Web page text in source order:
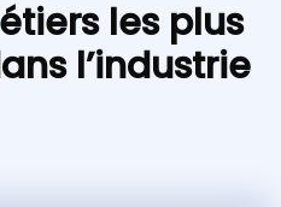
les plus
l’industrie